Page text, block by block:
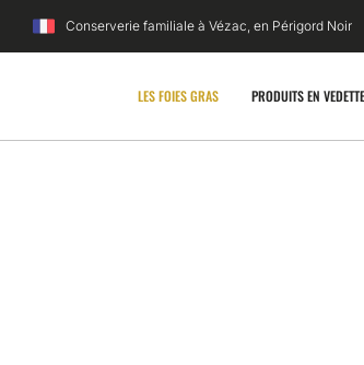
Conserverie familiale à Vézac, en Périgord Noir
LES FOIES GRAS PRODUITS EN VEDETTE